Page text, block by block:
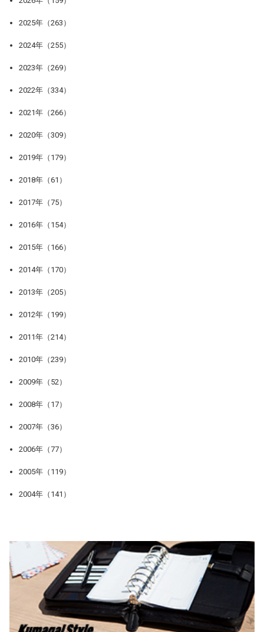
2025年（263）
2024年（255）
2023年（269）
2022年（334）
2021年（266）
2020年（309）
2019年（179）
2018年（61）
2017年（75）
2016年（154）
2015年（166）
2014年（170）
2013年（205）
2012年（199）
2011年（214）
2010年（239）
2009年（52）
2008年（17）
2007年（36）
2006年（77）
2005年（119）
2004年（141）